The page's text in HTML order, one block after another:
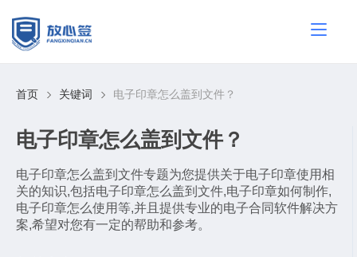
首页 关键词 电子印章怎么盖到文件？
电子印章怎么盖到文件？
电子印章怎么盖到文件专题为您提供关于电子印章使用相
关的知识,包括电子印章怎么盖到文件,电子印章如何制作,
电子印章怎么使用等,并且提供专业的电子合同软件解决方
案,希望对您有一定的帮助和参考。